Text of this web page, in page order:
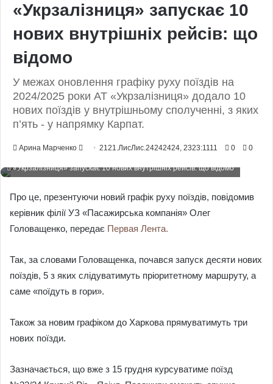
«Укрзалізниця» запускає 10
нових внутрішніх рейсів: що
відомо
У межах оновлення графіку руху поїздів на
2024/2025 роки АТ «Укрзалізниця» додало 10
нових поїздів у внутрішньому сполученні, з яких
п’ять - у напрямку Карпат.
Арина Марченко
Send
email
2121.ЛисЛис.24242424, 2323:1111 0 0
«Укрзалізниця» запускає 10 нових внутрішніх рейсів: що відомо
Про це, презентуючи новий графік руху поїздів, повідомив
керівник філії УЗ «Пасажирська компанія» Олег
Головащенко, передає Первая Лента.
Так, за словами Головащенка, почався запуск десяти нових
поїздів, 5 з яких слідуватимуть пріоритетному маршруту, а
саме «поїдуть в гори».
Також за новим графіком до Харкова прямуватимуть три
нових поїзди.
Зазначається, що вже з 15 грудня курсуватиме поїзд